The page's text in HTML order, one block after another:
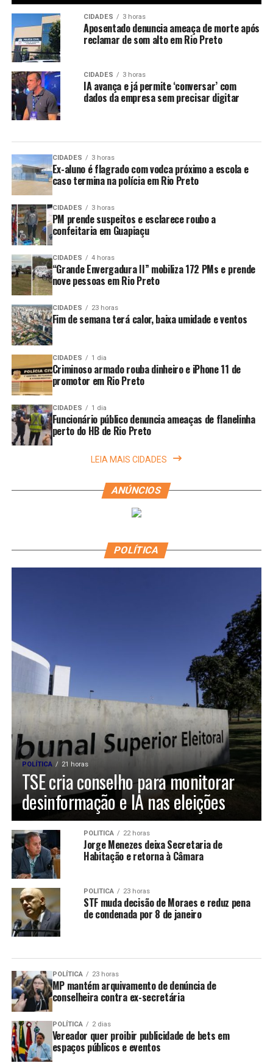
CIDADES 3 horas
Aposentado denuncia ameaça de morte após
reclamar de som alto em Rio Preto
CIDADES 3 horas
IA avança e já permite ‘conversar’ com
dados da empresa sem precisar digitar
CIDADES 3 horas
Ex-aluno é flagrado com vodca próximo a escola e
caso termina na polícia em Rio Preto
CIDADES 3 horas
PM prende suspeitos e esclarece roubo a
confeitaria em Guapiaçu
CIDADES 4 horas
“Grande Envergadura II” mobiliza 172 PMs e prende
nove pessoas em Rio Preto
CIDADES 23 horas
Fim de semana terá calor, baixa umidade e ventos
CIDADES 1 dia
Criminoso armado rouba dinheiro e iPhone 11 de
promotor em Rio Preto
CIDADES 1 dia
Funcionário público denuncia ameaças de flanelinha
perto do HB de Rio Preto
LEIA MAIS CIDADES
ANÚNCIOS
POLÍTICA
POLÍTICA 21 horas
TSE cria conselho para monitorar
desinformação e IA nas eleições
POLÍTICA 22 horas
Jorge Menezes deixa Secretaria de
Habitação e retorna à Câmara
POLÍTICA 23 horas
STF muda decisão de Moraes e reduz pena
de condenada por 8 de janeiro
POLÍTICA 23 horas
MP mantém arquivamento de denúncia de
conselheira contra ex-secretária
POLÍTICA 2 dias
Vereador quer proibir publicidade de bets em
espaços públicos e eventos